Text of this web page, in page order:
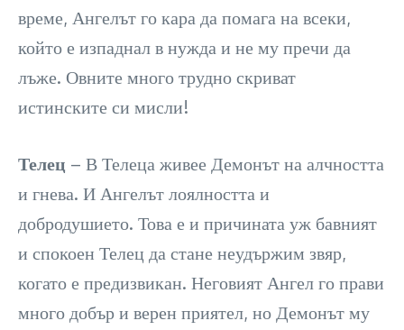
време, Ангелът го кара да помага на всеки,
който е изпаднал в нужда и не му пречи да
лъже. Овните много трудно скриват
истинските си мисли!
Телец – В Телеца живее Демонът на алчността
и гнева. И Ангелът лоялността и
добродушието. Това е и причината уж бавният
и спокоен Телец да стане неудържим звяр,
когато е предизвикан. Неговият Ангел го прави
много добър и верен приятел, но Демонът му